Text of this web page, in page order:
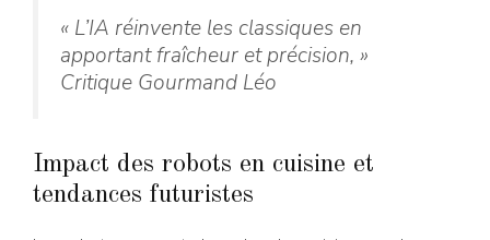
« L’IA réinvente les classiques en
apportant fraîcheur et précision, »
Critique Gourmand Léo
Impact des robots en cuisine et
tendances futuristes